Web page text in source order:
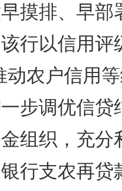
摸排、早部
行以信用评
动农户信用
步调优信贷
组织，充分
行支农再贷